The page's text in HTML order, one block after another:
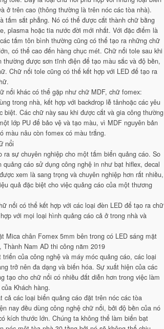
ở trên cao (thông thường là trên nóc các tòa nhà).
tấm sắt phẳng. Nó có thể được cắt thành chữ bằng
plasma hoặc tia nước đời mới nhất. Với đặc điểm là
tấm tôn bình thường cũng có thể tạo ra những chữ
có thể cao đến hàng chục mét. Chữ nổi tole sau khi
thường được sơn tĩnh điện để tạo màu sắc và độ bền,
Chữ nổi tole cũng có thể kết hợp với LED để tạo ra
nổi khác có thể gặp như chữ MDF, chữ fomex:
trong nhà, kết hợp với backdrop lễ tânhoặc các yêu
biệt. Các chữ này sau khi được cắt và gia công thường
lớp PU để bảo vệ và tạo màu, vì MDF nguyên bản
màu nâu còn fomex có màu trắng.
nổi
ra sự chuyên nghiệp cho một tấm biển quảng cáo. So
quảng cáo sử dụng công nghệ in như bạt hiflex, decal
xem là sang trọng và chuyên nghiệp hơn rất nhiều,
quả đặc biệt cho việc quảng cáo của một thương
nổi có thể kết hợp với các loại đèn LED để tạo ra chữ
với mọi loại hình quảng cáo cả ở trong nhà và
Mica chân Fomex 5mm bên trong có LED sáng mặt
Thành Nam AD thi công năm 2019
triển của công nghệ và máy móc quảng cáo, các loại
trở nên đa dạng và biến hóa. Sự xuất hiện của các
tạo cho chữ nổi có nhiều đất diễn hơn trong việc làm
Khách hàng.
cả các loại biển quảng cáo đặt trên nóc các tòa
nay đều dùng công nghệ chữ nổi, bởi độ bền của nó
kích thước lớn. Chúng ta không thể làm biển bạt